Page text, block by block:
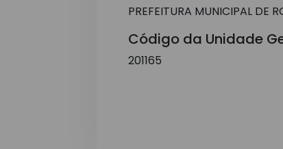
PREFEITURA MUNICIPAL DE
Código da Unidade
201165